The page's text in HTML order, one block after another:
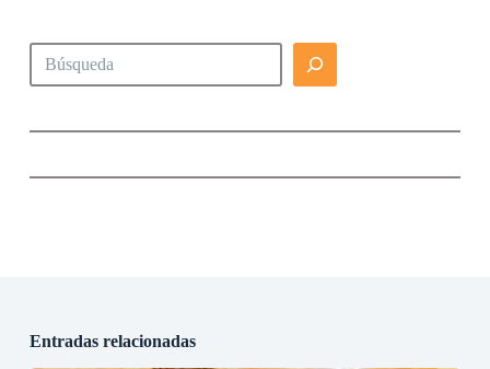
Buscar
Entradas relacionadas